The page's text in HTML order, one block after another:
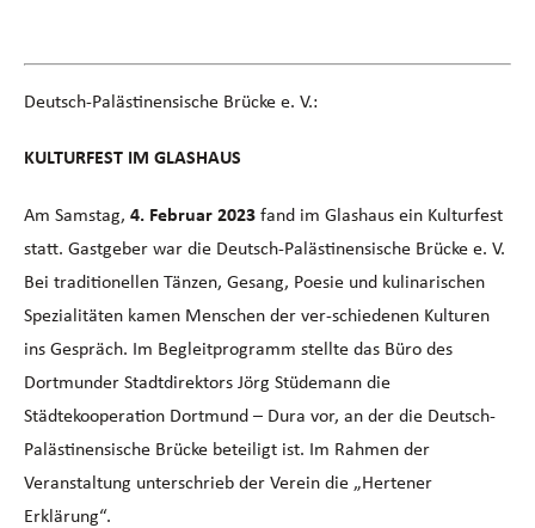
Deutsch-Palästinensische Brücke e. V.:
KULTURFEST IM GLASHAUS
Am Samstag, 4. Februar 2023 fand im Glashaus ein Kulturfest
statt. Gastgeber war die Deutsch-Palästinensische Brücke e. V.
Bei traditionellen Tänzen, Gesang, Poesie und kulinarischen
Spezialitäten kamen Menschen der ver-schiedenen Kulturen
ins Gespräch. Im Begleitprogramm stellte das Büro des
Dortmunder Stadtdirektors Jörg Stüdemann die
Städtekooperation Dortmund – Dura vor, an der die Deutsch-
Palästinensische Brücke beteiligt ist. Im Rahmen der
Veranstaltung unterschrieb der Verein die „Hertener
Erklärung“.